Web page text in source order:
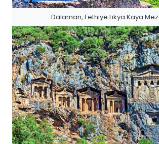
Dalaman, Fethiye Likya Kaya